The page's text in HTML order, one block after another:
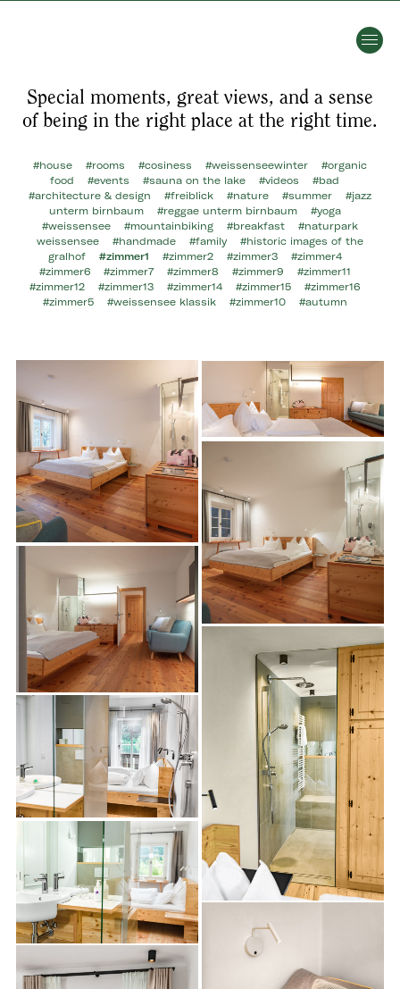
Special moments, great views, and a sense
of being in the right place at the right time.
#house #rooms #cosiness #weissenseewinter
#organic
food
#events #sauna on the lake #videos
#bad
#architecture & design
#freiblick #nature #summer
#jazz
unterm birnbaum
#reggae unterm birnbaum
#yoga
#weissensee
#mountainbiking #breakfast
#naturpark
weissensee
#handmade #family
#historic images of the
gralhof
#zimmer1 #zimmer2 #zimmer3
#zimmer4
#zimmer6
#zimmer7 #zimmer8 #zimmer9
#zimmer11
#zimmer12
#zimmer13 #zimmer14 #zimmer15
#zimmer16
#zimmer5
#weissensee klassik #zimmer10 #autumn